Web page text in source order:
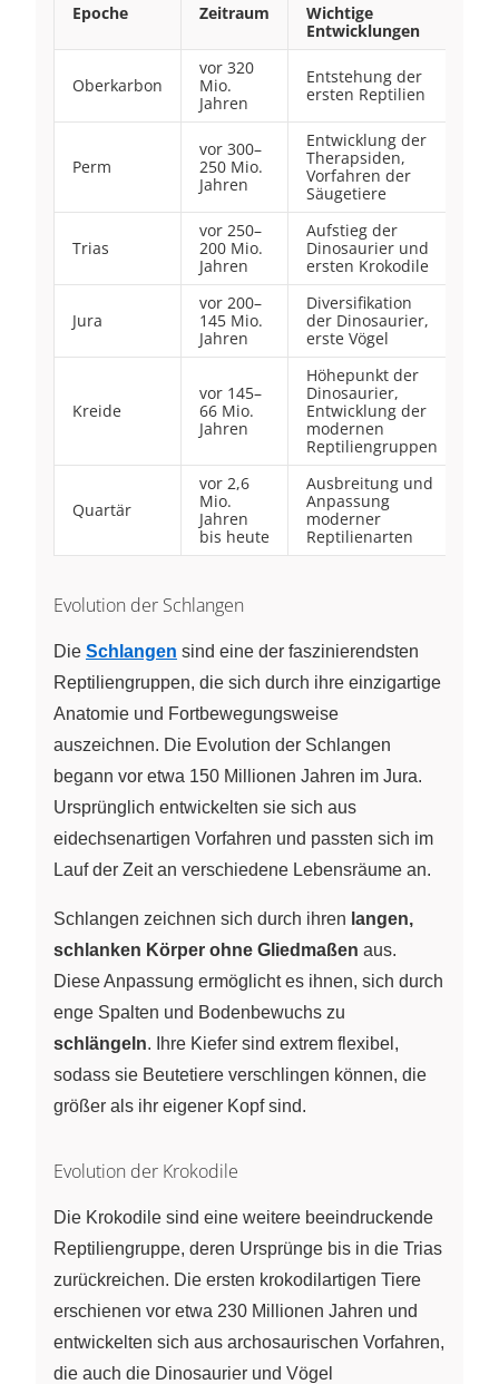
Epoche Zeitraum
Wichtige
Entwicklungen
Oberkarbon
vor 320
Mio.
Jahren
Entstehung der
ersten Reptilien
Perm
vor 300–
250 Mio.
Jahren
Entwicklung der
Therapsiden,
Vorfahren der
Säugetiere
Trias
vor 250–
200 Mio.
Jahren
Aufstieg der
Dinosaurier und
ersten Krokodile
Jura
vor 200–
145 Mio.
Jahren
Diversifikation
der Dinosaurier,
erste Vögel
Kreide
vor 145–
66 Mio.
Jahren
Höhepunkt der
Dinosaurier,
Entwicklung der
modernen
Reptiliengruppen
Quartär
vor 2,6
Mio.
Jahren
bis heute
Ausbreitung und
Anpassung
moderner
Reptilienarten
Evolution der Schlangen
Die Schlangen sind eine der faszinierendsten
Reptiliengruppen, die sich durch ihre einzigartige
Anatomie und Fortbewegungsweise
auszeichnen. Die Evolution der Schlangen
begann vor etwa 150 Millionen Jahren im Jura.
Ursprünglich entwickelten sie sich aus
eidechsenartigen Vorfahren und passten sich im
Lauf der Zeit an verschiedene Lebensräume an.
Schlangen zeichnen sich durch ihren langen,
schlanken Körper ohne Gliedmaßen aus.
Diese Anpassung ermöglicht es ihnen, sich durch
enge Spalten und Bodenbewuchs zu
schlängeln. Ihre Kiefer sind extrem flexibel,
sodass sie Beutetiere verschlingen können, die
größer als ihr eigener Kopf sind.
Evolution der Krokodile
Die Krokodile sind eine weitere beeindruckende
Reptiliengruppe, deren Ursprünge bis in die Trias
zurückreichen. Die ersten krokodilartigen Tiere
erschienen vor etwa 230 Millionen Jahren und
entwickelten sich aus archosaurischen Vorfahren,
die auch die Dinosaurier und Vögel